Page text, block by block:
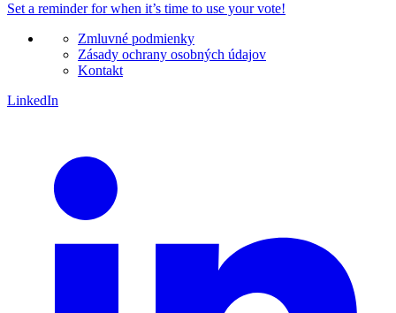
Set a reminderfor when it’s time to use your vote!
Zmluvné podmienky
Zásady ochrany osobných údajov
Kontakt
LinkedIn